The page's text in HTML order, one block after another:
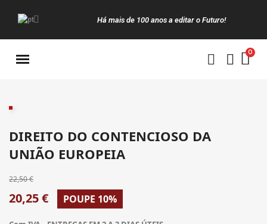
Há mais de 100 anos a editar o Futuro!
DIREITO DO CONTENCIOSO DA
UNIÃO EUROPEIA
22,50 €
20,25 € POUPE 10%